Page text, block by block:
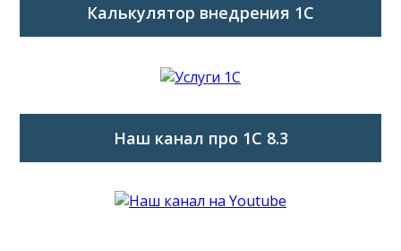
Калькулятор внедрения 1C
Наш канал про 1С 8.3